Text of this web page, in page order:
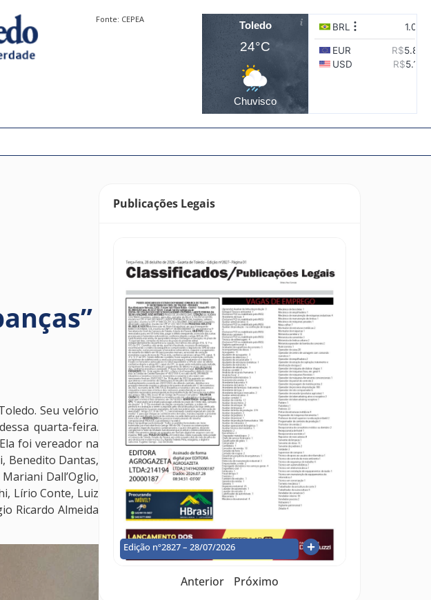
Fonte: CEPEA
Toledo
24°C
Chuvisco
Seu velório
quarta-feira.
foi vereador na
Benedito Dantas,
Dall’Oglio,
Lírio Conte, Luiz
Ricardo Almeida
Publicações Legais
Edição nº2827 – 28/07/2026
Anterior Próximo